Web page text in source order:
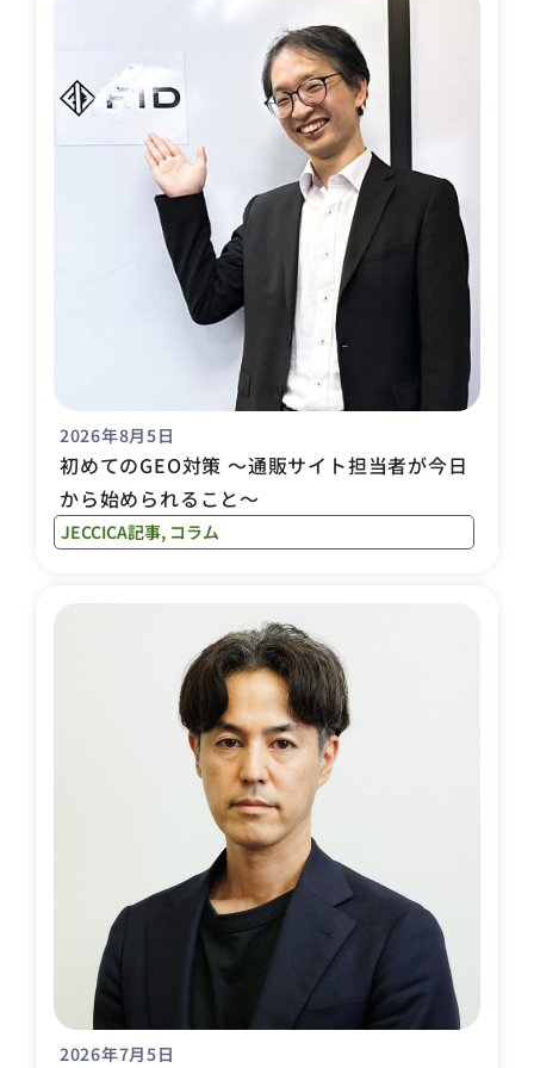
2026年8月5日
初めてのGEO対策 〜通販サイト担当者が今日
から始められること〜
JECCICA記事, コラム
2026年7月5日